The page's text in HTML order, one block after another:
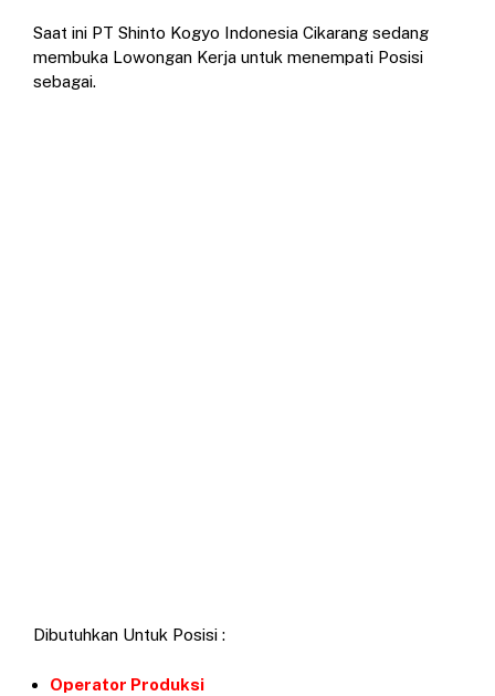
Saat ini PT Shinto Kogyo Indonesia Cikarang sedang
membuka Lowongan Kerja untuk menempati Posisi
sebagai.
Dibutuhkan Untuk Posisi :
Operator Produksi